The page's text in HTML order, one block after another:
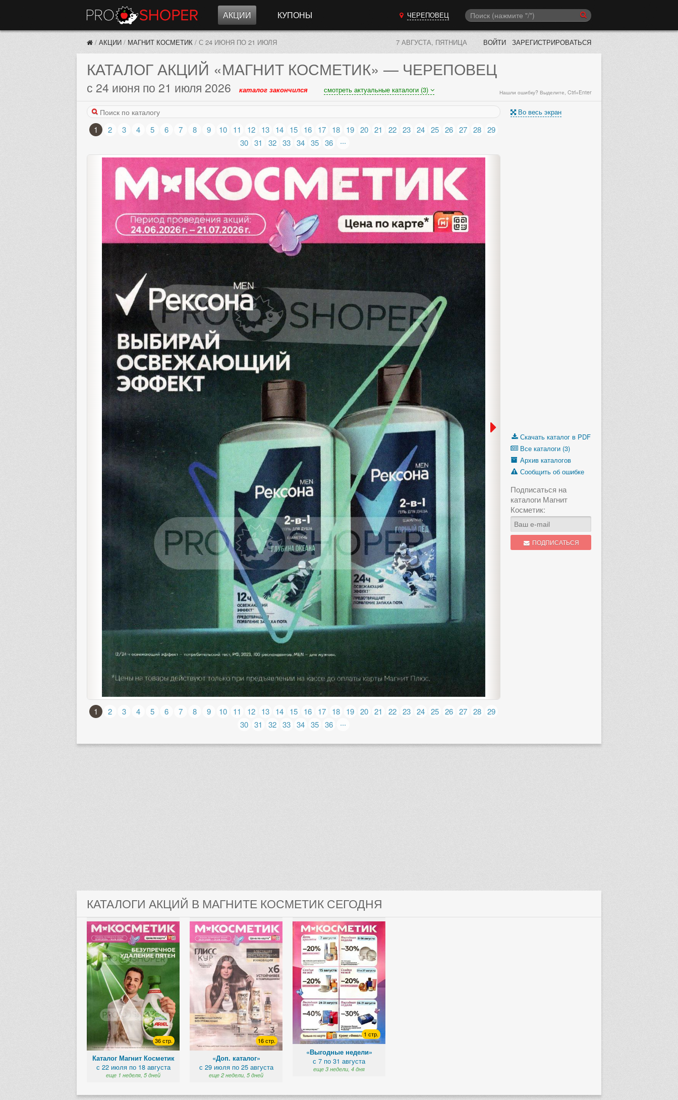
АКЦИИ КУПОНЫ ЧЕРЕПОВЕЦ
/ АКЦИИ / МАГНИТ КОСМЕТИК / С 24 ИЮНЯ ПО 21 ИЮЛЯ 7 АВГУСТА, ПЯТНИЦА ВОЙТИ ЗАРЕГИСТРИРОВАТЬСЯ
КАТАЛОГ АКЦИЙ «МАГНИТ КОСМЕТИК» — ЧЕРЕПОВЕЦ
с 24 июня по 21 июля 2026 каталог закончился смотреть актуальные каталоги (3) Нашли ошибку? Выделите, Ctrl+Enter
Во весь экран
1 2 3 4 5 6 7 8 9 10 11 12 13 14 15 16 17 18 19 20 21 22 23 24 25 26 27 28 29
30 31 32 33 34 35 36 ...
1 2 3 4 5 6 7 8 9 10 11 12 13 14 15 16 17 18 19 20 21 22 23 24 25 26 27 28 29
30 31 32 33 34 35 36 ...
Скачать каталог в PDF
Все каталоги (3)
Архив каталогов
Сообщить об ошибке
Подписаться на
каталоги Магнит
Косметик:
ПОДПИСАТЬСЯ
КАТАЛОГИ АКЦИЙ В МАГНИТЕ КОСМЕТИК СЕГОДНЯ
36 стр.
Каталог Магнит Косметик
с 22 июля по 18 августа
еще 1 неделя, 5 дней
16 стр.
«Доп. каталог»
с 29 июля по 25 августа
еще 2 недели, 5 дней
1 стр.
«Выгодные недели»
с 7 по 31 августа
еще 3 недели, 4 дня